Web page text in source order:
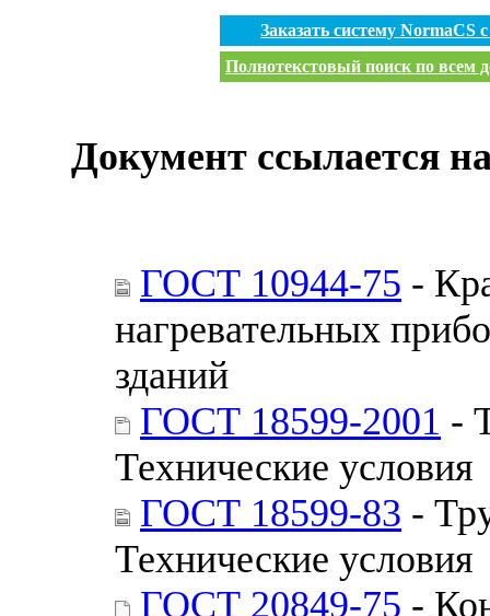
Заказать систему
Полнотекстовый поиск по всем
Документ ссылается
ГОСТ 10944-75 -
нагревательных
зданий
ГОСТ 18599-2001 -
Технические условия
ГОСТ 18599-83 -
Технические условия
ГОСТ 20849-75 -